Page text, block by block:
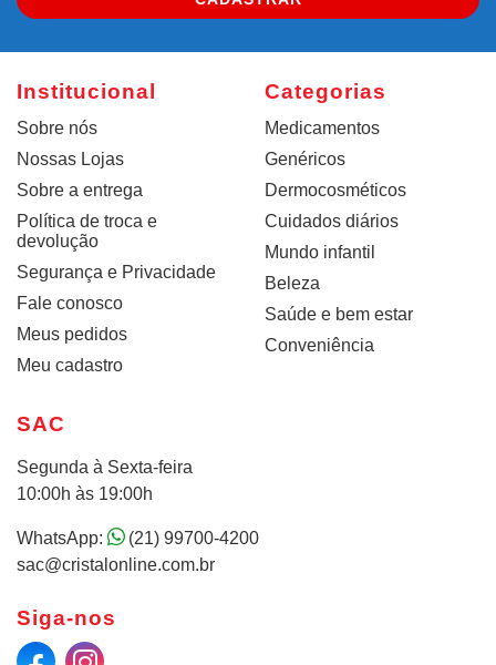
Institucional
Sobre nós
Nossas Lojas
Sobre a entrega
Política de troca e
devolução
Segurança e Privacidade
Fale conosco
Meus pedidos
Meu cadastro
Categorias
Medicamentos
Genéricos
Dermocosméticos
Cuidados diários
Mundo infantil
Beleza
Saúde e bem estar
Conveniência
SAC
Segunda à Sexta-feira
10:00h às 19:00h
WhatsApp:
(21) 99700-4200
sac@cristalonline.com.br
Siga-nos